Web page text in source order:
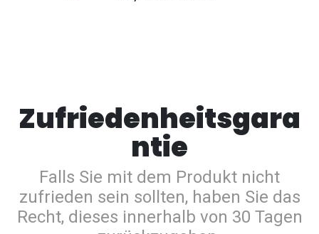
Zufriedenheitsgara
ntie
Falls Sie mit dem Produkt nicht
zufrieden sein sollten, haben Sie das
Recht, dieses innerhalb von 30 Tagen